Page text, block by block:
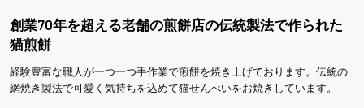
創業70年を超える老舗の煎餅店の伝統製法で作られた
猫煎餅
経験豊富な職人が一つ一つ手作業で煎餅を焼き上げております。伝統の
網焼き製法で可愛く気持ちを込めて猫せんべいをお焼きしています。